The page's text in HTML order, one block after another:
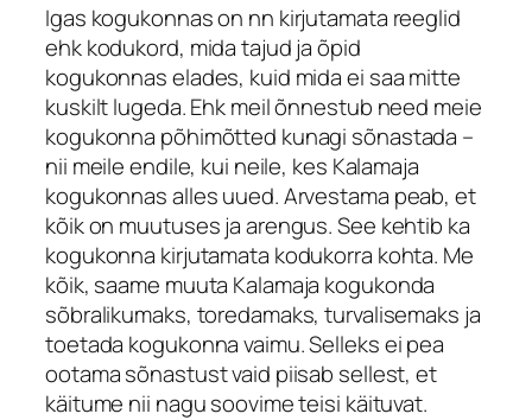
Igas kogukonnas on nn kirjutamata reeglid
ehk kodukord, mida tajud ja õpid
kogukonnas elades, kuid mida ei saa mitte
kuskilt lugeda. Ehk meil õnnestub need meie
kogukonna põhimõtted kunagi sõnastada –
nii meile endile, kui neile, kes Kalamaja
kogukonnas alles uued. Arvestama peab, et
kõik on muutuses ja arengus. See kehtib ka
kogukonna kirjutamata kodukorra kohta. Me
kõik, saame muuta Kalamaja kogukonda
sõbralikumaks, toredamaks, turvalisemaks ja
toetada kogukonna vaimu. Selleks ei pea
ootama sõnastust vaid piisab sellest, et
käitume nii nagu soovime teisi käituvat.